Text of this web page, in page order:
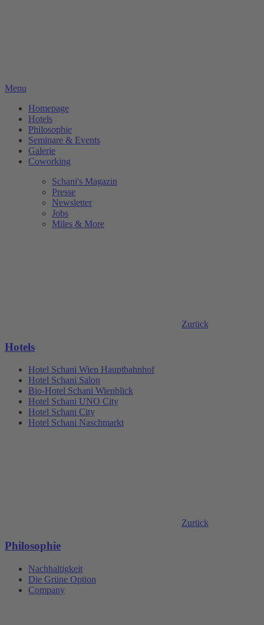
Menu
Homepage
Hotels
Philosophie
Seminare & Events
Galerie
Coworking
Schani's Magazin
Presse
Newsletter
Jobs
Miles & More
Zurück
Hotels
Hotel Schani Wien Hauptbahnhof
Hotel Schani Salon
Bio-Hotel Schani Wienblick
Hotel Schani UNO City
Hotel Schani City
Hotel Schani Naschmarkt
Zurück
Philosophie
Nachhaltigkeit
Die Grüne Option
Company